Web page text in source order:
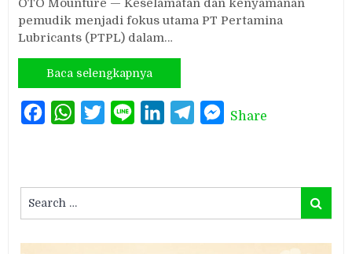
OTO Mounture — Keselamatan dan kenyamanan
pemudik menjadi fokus utama PT Pertamina
Lubricants (PTPL) dalam…
Baca selengkapnya
FacebookWhatsAppTwitterLine LinkedInTelegramMessenger
Share
for:
Search